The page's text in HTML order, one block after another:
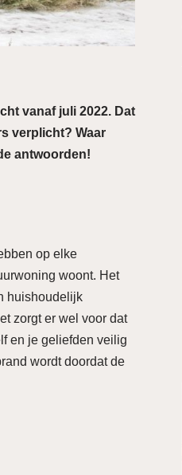
vanaf juli 2022. Dat
verplicht? Waar
antwoorden!
op elke
woont. Het
huishoudelijk
zorgt er wel voor dat
en je geliefden veilig
wordt doordat de